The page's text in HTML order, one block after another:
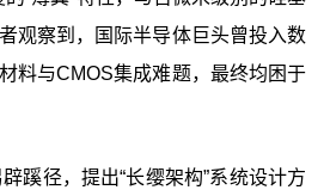
观察到，国际半导体巨头曾投入数
料与CMOS集成难题，最终均困于
蹊径，提出“长缨架构”系统设计方